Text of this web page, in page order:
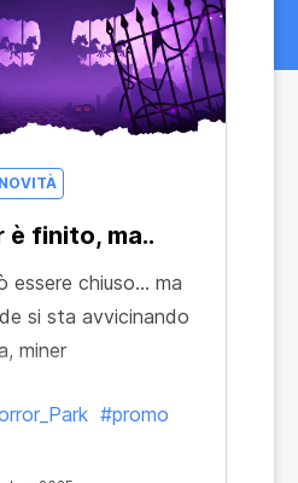
è finito, ma..
essere chiuso… ma
si sta avvicinando
miner
#promo